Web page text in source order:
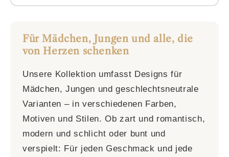
Für Mädchen, Jungen und alle, die
von Herzen schenken
Unsere Kollektion umfasst Designs für
Mädchen, Jungen und geschlechtsneutrale
Varianten – in verschiedenen Farben,
Motiven und Stilen. Ob zart und romantisch,
modern und schlicht oder bunt und
verspielt: Für jeden Geschmack und jede